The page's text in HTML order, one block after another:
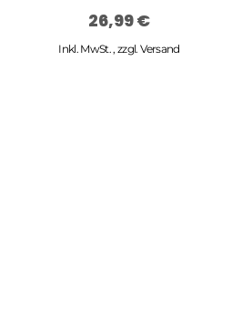
26,99 €
Inkl. MwSt. ,zzgl.Versand